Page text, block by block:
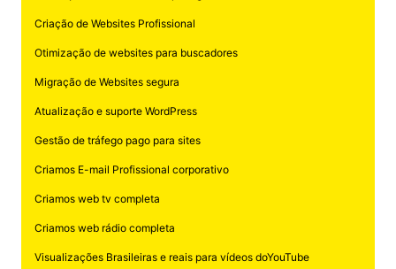
Criação de Websites Profissional
Otimização de websites para buscadores
Migração de Websites segura
Atualização e suporte WordPress
Gestão de tráfego pago para sites
Criamos E-mail Profissional corporativo
Criamos web tv completa
Criamos web rádio completa
Visualizações Brasileiras e reais para vídeos doYouTube